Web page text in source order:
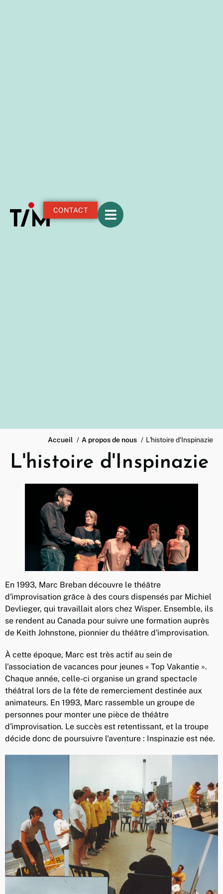
CONTACT
Accueil A propos de nous L'histoire d'Inspinazie
L'histoire d'Inspinazie
En 1993, Marc Breban découvre le théâtre
d'improvisation grâce à des cours dispensés par Michiel
Devlieger, qui travaillait alors chez Wisper. Ensemble, ils
se rendent au Canada pour suivre une formation auprès
de Keith Johnstone, pionnier du théâtre d'improvisation.
À cette époque, Marc est très actif au sein de
l'association de vacances pour jeunes « Top Vakantie ».
Chaque année, celle-ci organise un grand spectacle
théâtral lors de la fête de remerciement destinée aux
animateurs. En 1993, Marc rassemble un groupe de
personnes pour monter une pièce de théâtre
d'improvisation. Le succès est retentissant, et la troupe
décide donc de poursuivre l'aventure : Inspinazie est née.